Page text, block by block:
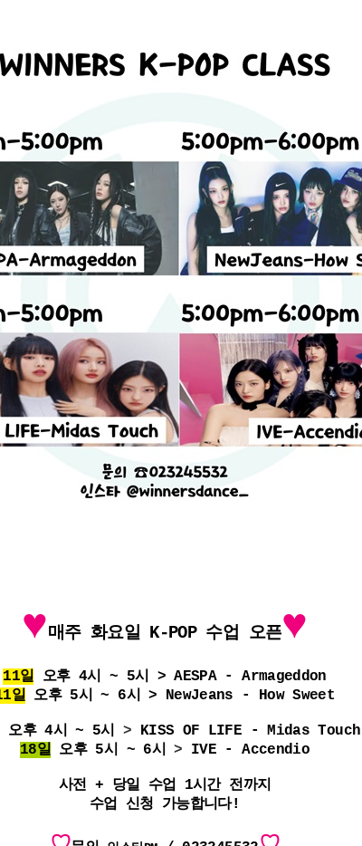
♥매주 화요일 K-POP 수업 오픈♥
11일 오후 4시 ~ 5시 >AESPA - Armageddon
일오후 5시 ~ 6시 > NewJeans - How Sweet
오후 4시 ~ 5시> KISS OF LIFE - Midas Touch
18일오후 5시 ~ 6시> IVE - Accendio
사전 + 당일 수업 1시간 전까지
수업 신청 가능합니다!